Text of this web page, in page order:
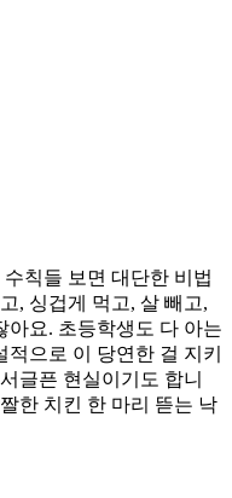
칙들 보면 대단한 비법
, 싱겁게 먹고, 살 빼고,
아요. 초등학생도 다 아는
으로 이 당연한 걸 지키
글픈 현실이기도 합니
한 치킨 한 마리 뜯는 낙